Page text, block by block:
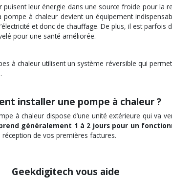
leur énergie dans une source froide pour la
à chaleur devient un équipement
et donc de chauffage. De plus, il est
pour une santé améliorée.
à chaleur utilisent un système réversible qui
installer une pompe à chaleur ?
à chaleur dispose d’une unité extérieure qui va
généralement 1 à 2 jours pour un
de vos premières factures.
Geekdigitech vous aide